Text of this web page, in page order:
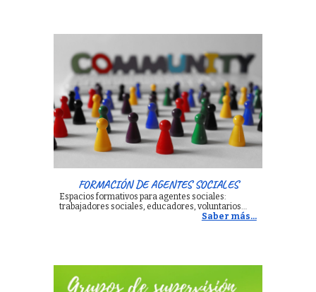
FORMACIÓN DE AGENTES SOCIALES
Espacios formativos para agentes sociales:
trabajadores sociales, educadores, voluntarios…
Saber más...